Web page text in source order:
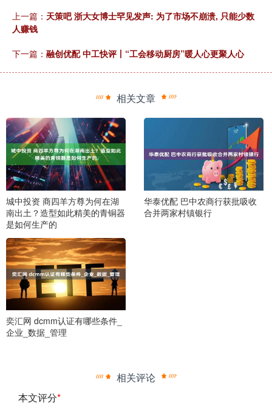
上一篇： 天策吧 浙大女博士罕见发声: 为了市场不崩溃, 只能少数
人赚钱
下一篇： 融创优配 中工快评丨“工会移动厨房”暖人心更聚人心
相关文章
城中投资 商四羊方尊为何在湖
南出土？造型如此精美的青铜器
是如何生产的
华泰优配 巴中农商行获批吸收
合并两家村镇银行
奕汇网 dcmm认证有哪些条件_
企业_数据_管理
相关评论
本文评分*